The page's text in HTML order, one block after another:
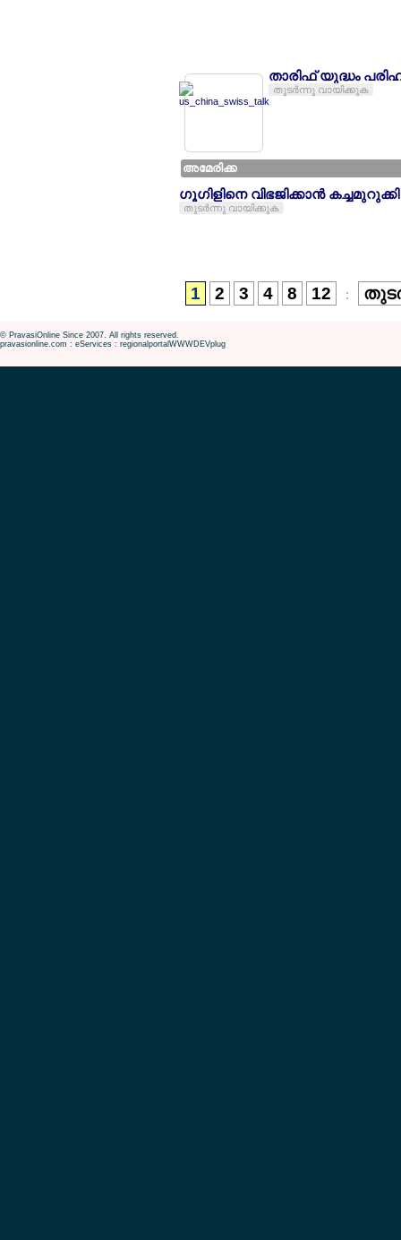
താരിഫ് യുദ്ധം
തുടര്‍ന്നു വായിക്കുക
അമേരിക്ക
ഗൂഗിളിനെ വിഭജിക്കാന്‍
തുടര്‍ന്നു വായിക്കുക
1 2 3 4 8 12 :
© PravasiOnline Since 2007. All rights reserved.
pravasionline.com : eServices : regionalportalWWWDEVplug